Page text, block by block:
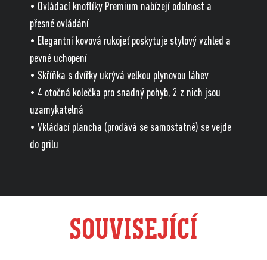
• Ovládací knoflíky Premium nabízejí odolnost a
přesné ovládání
• Elegantní kovová rukojeť poskytuje stylový vzhled a
pevné uchopení
• Skříňka s dvířky ukrývá velkou plynovou láhev
• 4 otočná kolečka pro snadný pohyb, 2 z nich jsou
uzamykatelná
• Vkládací plancha (prodává se samostatně) se vejde
do grilu
SOUVISEJÍCÍ